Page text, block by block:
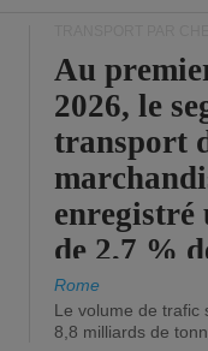
Au
2026, le
transport
enregistré
de 2,7 %
chiffre
Rome
Le volume de trafic
8,8 milliards de